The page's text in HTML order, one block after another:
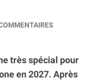
très spécial pour
en 2027. Après